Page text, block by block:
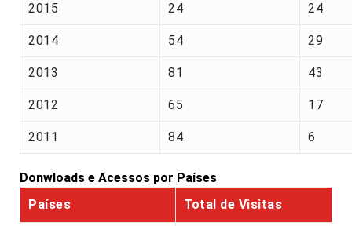
2015 24 24
2014 54 29
2013 81 43
2012 65 17
2011 84 6
Donwloads e Acessos por Países
Países
Total de Visitas